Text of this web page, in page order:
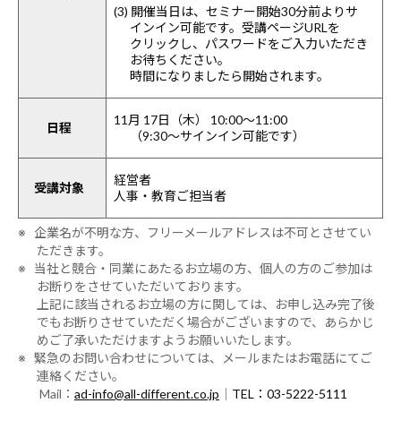
(3) 開催当日は、セミナー開始30分前よりサ
インイン可能です。受講ページURLを
クリックし、パスワードをご入力いただき
お待ちください。
時間になりましたら開始されます。
日程
11月 17日（木） 10:00～11:00
（9:30～サインイン可能です）
受講対象
経営者
人事・教育ご担当者
※ 企業名が不明な方、フリーメールアドレスは不可とさせてい
ただきます。
※ 当社と競合・同業にあたるお立場の方、個人の方のご参加は
お断りをさせていただいております。
上記に該当されるお立場の方に関しては、お申し込み完了後
でもお断りさせていただく場合がございますので、あらかじ
めご了承いただけますようお願いいたします。
※ 緊急のお問い合わせについては、メールまたはお電話にてご
連絡ください。
Mail： ad-info@all-different.co.jp TEL：03-5222-5111